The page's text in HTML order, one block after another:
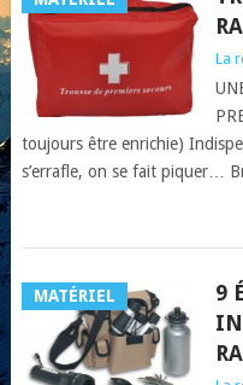
La
toujours être enrichie)
s’errafle, on se fait piquer…
MATÉRIEL
9